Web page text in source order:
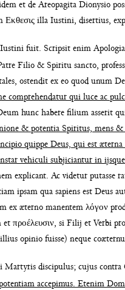
et de Areopagita Dionysio
Εκθεσις illa Iustini, disertius,
fuit. Scripsit enim
Filio & Spiritu sancto,
ostendit ex eo quod unum
comprehendatur qui luce ac
hunc habere filium asserit
& potentia Spiritus, mens &
quippe Deus, qui est æterna
vehiculi subjiciantur in
explicant. Ac videtur putasse
ipsam qua sapiens est Deus
ex æterno manentem λόγον
et προέλευσιν, si Filij et Verbi
illius opinio fuisse) neque
Martyris discipulus; cujus contra
accepimus. Etenim